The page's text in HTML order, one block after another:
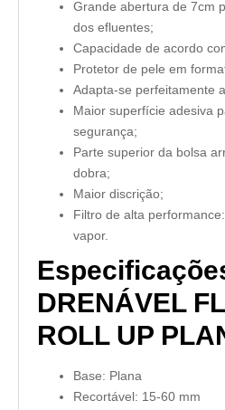
Grande abertura de 7cm
dos efluentes;
Capacidade de acordo
Protetor de pele em
Adapta-se perfeitamente
Maior superfície adesiva
segurança;
Parte superior da bolsa
dobra;
Maior discrição;
Filtro de alta
vapor.
DRENÁVEL
ROLL UP
Base: Plana
Recortável: 15-60 mm